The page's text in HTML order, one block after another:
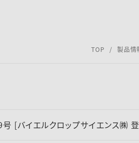
TOP 製品情
[バイエルクロップサイエンス㈱